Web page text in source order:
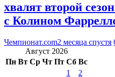
хвалят второй
с Колином
Чемпионат.com2 месяца спустя
Август 2026
Пн Вт Ср Чт Пт Сб Вс
1
2